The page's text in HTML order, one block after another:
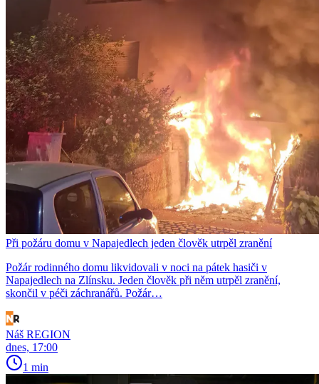
Při požáru domu v Napajedlech jeden člověk utrpěl zranění
Požár rodinného domu likvidovali v noci na pátek hasiči v
Napajedlech na Zlínsku. Jeden člověk při něm utrpěl zranění,
skončil v péči záchranářů. Požár…
Náš REGION
dnes, 17:00
1 min